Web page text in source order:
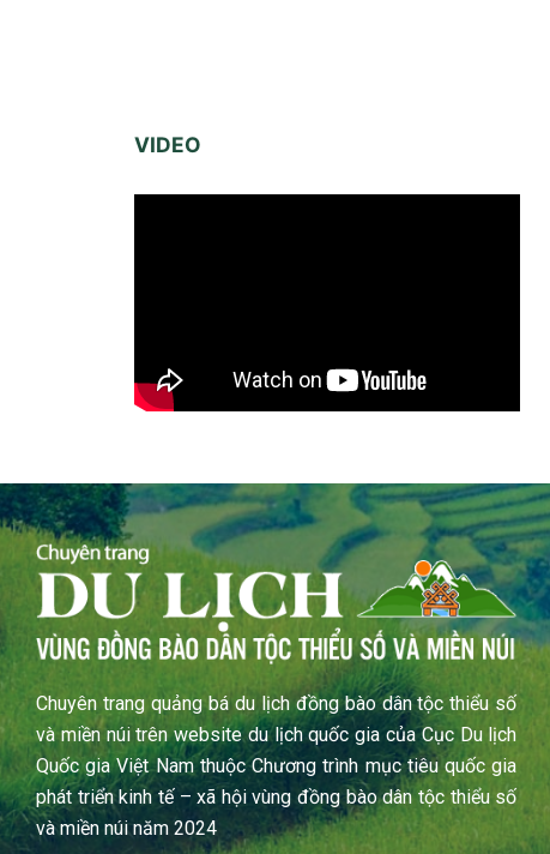
VIDEO
Chuyên trang quảng bá du lịch đồng bào dân tộc thiểu số
và miền núi trên website du lịch quốc gia của Cục Du lịch
Quốc gia Việt Nam thuộc Chương trình mục tiêu quốc gia
phát triển kinh tế – xã hội vùng đồng bào dân tộc thiểu số
và miền núi năm 2024